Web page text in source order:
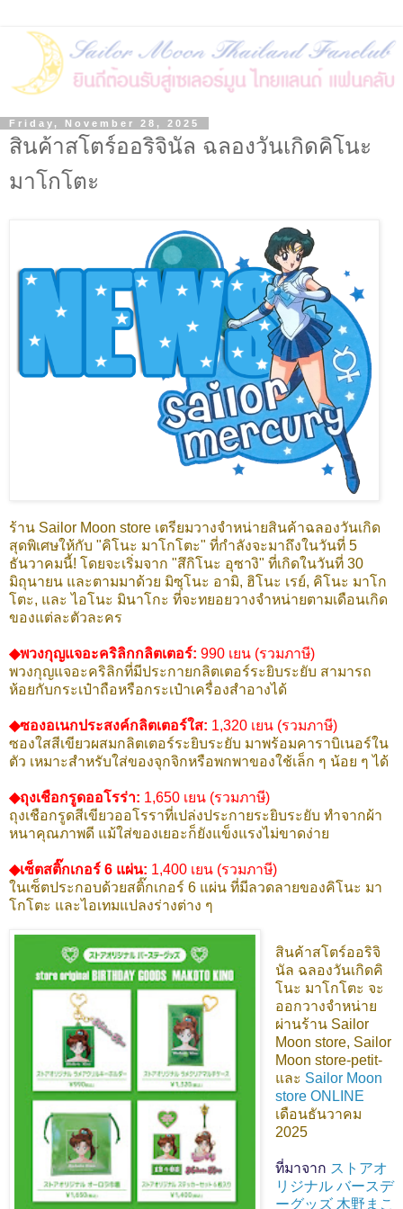
Friday, November 28, 2025
สินค้าสโตร์ออริจินัล ฉลองวันเกิดคิโนะ
มาโกโตะ
ร้าน Sailor Moon store เตรียมวางจำหน่ายสินค้าฉลองวันเกิด
สุดพิเศษให้กับ "คิโนะ มาโกโตะ" ที่กำลังจะมาถึงในวันที่ 5
ธันวาคมนี้! โดยจะเริ่มจาก "สึกิโนะ อุซางิ" ที่เกิดในวันที่ 30
มิถุนายน และตามมาด้วย มิซุโนะ อามิ, ฮิโนะ เรย์, คิโนะ มาโก
โตะ, และ ไอโนะ มินาโกะ ที่จะทยอยวางจำหน่ายตามเดือนเกิด
ของแต่ละตัวละคร
◆พวงกุญแจอะคริลิกกลิตเตอร์: 990 เยน (รวมภาษี)
พวงกุญแจอะคริลิกที่มีประกายกลิตเตอร์ระยิบระยับ สามารถ
ห้อยกับกระเป๋าถือหรือกระเป๋าเครื่องสำอางได้
◆ซองอเนกประสงค์กลิตเตอร์ใส: 1,320 เยน (รวมภาษี)
ซองใสสีเขียวผสมกลิตเตอร์ระยิบระยับ มาพร้อมคาราบิเนอร์ใน
ตัว เหมาะสำหรับใส่ของจุกจิกหรือพกพาของใช้เล็ก ๆ น้อย ๆ ได้
◆ถุงเชือกรูดออโรร่า: 1,650 เยน (รวมภาษี)
ถุงเชือกรูดสีเขียวออโรราที่เปล่งประกายระยิบระยับ ทำจากผ้า
หนาคุณภาพดี แม้ใส่ของเยอะก็ยังแข็งแรงไม่ขาดง่าย
◆เซ็ตสติ๊กเกอร์ 6 แผ่น: 1,400 เยน (รวมภาษี)
ในเซ็ตประกอบด้วยสติ๊กเกอร์ 6 แผ่น ที่มีลวดลายของคิโนะ มา
โกโตะ และไอเทมแปลงร่างต่าง ๆ
สินค้าสโตร์ออริจิ
นัล ฉลองวันเกิดคิ
โนะ มาโกโตะ จะ
ออกวางจำหน่าย
ผ่านร้าน Sailor
Moon store, Sailor
Moon store-petit-
และ Sailor Moon
store ONLINE
เดือนธันวาคม
2025
ที่มาจาก ストアオ
リジナル バースデ
ーグッズ 木野まこ